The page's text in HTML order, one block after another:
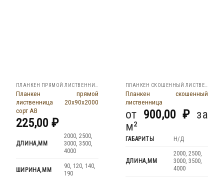
Планкен прямой
лиственница 20x90x2000
сорт АВ
225,00 ₽
ДЛИНА,ММ
2000, 2500,
3000, 3500,
4000
ШИРИНА,ММ
90, 120, 140,
190
Планкен скошенный
лиственница
от 900,00₽за
м²
ГАБАРИТЫ Н/Д
ДЛИНА,ММ
2000, 2500,
3000, 3500,
4000